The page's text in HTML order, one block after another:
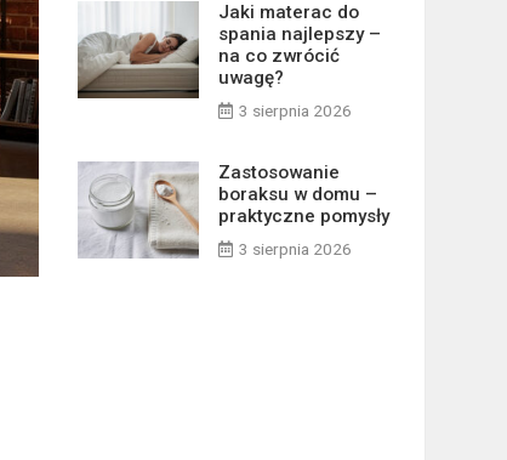
Jaki materac do
spania najlepszy –
na co zwrócić
uwagę?
3 sierpnia 2026
Zastosowanie
boraksu w domu –
praktyczne pomysły
3 sierpnia 2026